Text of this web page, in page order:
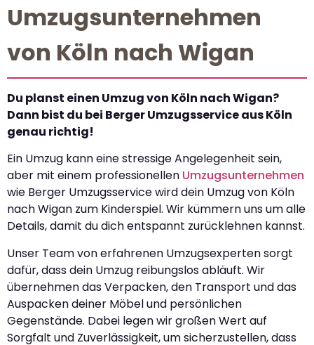
Umzugsunternehmen
von Köln nach Wigan
Du planst einen Umzug von Köln nach Wigan?
Dann bist du bei Berger Umzugsservice aus Köln
genau richtig!
Ein Umzug kann eine stressige Angelegenheit sein,
aber mit einem professionellen Umzugsunternehmen
wie Berger Umzugsservice wird dein Umzug von Köln
nach Wigan zum Kinderspiel. Wir kümmern uns um alle
Details, damit du dich entspannt zurücklehnen kannst.
Unser Team von erfahrenen Umzugsexperten sorgt
dafür, dass dein Umzug reibungslos abläuft. Wir
übernehmen das Verpacken, den Transport und das
Auspacken deiner Möbel und persönlichen
Gegenstände. Dabei legen wir großen Wert auf
Sorgfalt und Zuverlässigkeit, um sicherzustellen, dass